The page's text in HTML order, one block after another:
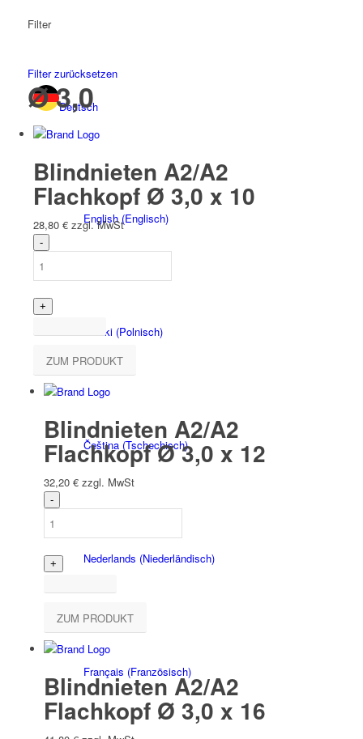
Deutsch
English(Englisch)
Polski(Polnisch)
Čeština(Tschechisch)
Nederlands (Niederländisch)
Français (Französisch)
Filter
Filter zurücksetzen
Ø 3,0
Blindnieten A2/A2
Flachkopf Ø 3,0 x 10
28,80 € zzgl. MwSt
ZUM PRODUKT
Blindnieten A2/A2
Flachkopf Ø 3,0 x 12
32,20 € zzgl. MwSt
ZUM PRODUKT
Blindnieten A2/A2
Flachkopf Ø 3,0 x 16